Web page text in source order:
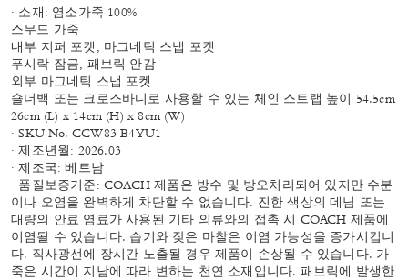
· 소재: 염소가죽 100%
스무드 가죽
내부 지퍼 포켓, 마그네틱 스냅 포켓
푸시락 잠금, 패브릭 안감
외부 마그네틱 스냅 포켓
숄더백 또는 크로스바디로 사용할 수 있는 체인 스트랩 높이 54.5cm
26cm (L) x 14cm (H) x 8cm (W)
· SKU No. CCW83 B4YU1
· 제조년월: 2026.03
· 제조국: 베트남
· 품질보증기준: COACH 제품은 방수 및 방오처리되어 있지만 수분
이나 오염을 완벽하게 차단할 수 없습니다. 진한 색상의 데님 또는
대량의 안료 염료가 사용된 기타 의류와의 접촉 시 COACH 제품에
이염될 수 있습니다. 습기와 잦은 마찰은 이염 가능성을 증가시킵니
다. 직사광선에 장시간 노출될 경우 제품이 손상될 수 있습니다. 가
죽은 시간이 지남에 따라 변하는 천연 소재입니다. 패브릭에 발생한